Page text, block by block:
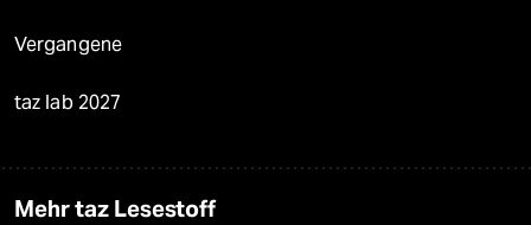
Vergangene
taz lab 2027
Mehr taz Lesestoff